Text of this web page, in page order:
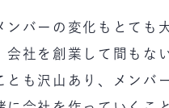
ンバーの変化もとても
会社を創業して間もな
とも沢山あり、メンバ